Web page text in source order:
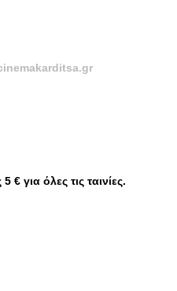
.gr
για όλες τις ταινίες.